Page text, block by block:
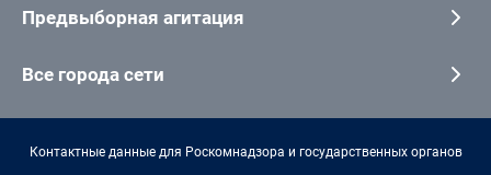
Предвыборная агитация
Все города сети
Контактные данные для Роскомнадзора и государственных органов